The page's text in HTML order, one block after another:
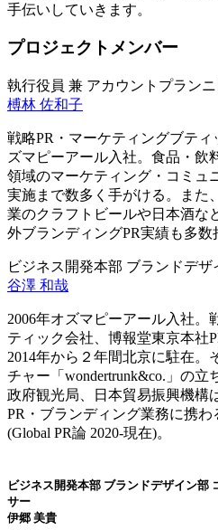
手伝いしていきます。
プロジェクトメンバー
執行役員 兼 アカウントプラン
榑林 佐和子
戦略PR・マーケティングブティ
ズマピーアール入社。食品・飲
領域のマーケティング・コミュ
実施まで数多く手がける。また
業のクラフトビールや日本酒な
外ブランディングPR実績も多数
ビジネス開発本部 ブランドデザ
谷澤 和哉
2006年オズマピーアール入社。
ティック会社、博報堂東京本社
2014年から２年間北京に駐在。
チャー「wondertrunk&co.」の
政府観光局、日本貿易振興機構
PR・ブランディング業務に携
(Global PR論 2020-現在)。
ビジネス開発本部 ブランドデザイン部
サー
伊郷 美貴